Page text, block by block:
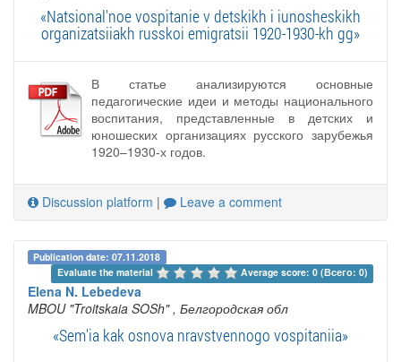
«Natsional'noe vospitanie v detskikh i iunosheskikh
organizatsiiakh russkoi emigratsii 1920-1930-kh gg»
В статье анализируются основные
педагогические идеи и методы национального
воспитания, представленные в детских и
юношеских организациях русского зарубежья
1920–1930-х годов.
Discussion platform | Leave a comment
Publication date: 07.11.2018
Evaluate the material
Average score: 0 (Всего: 0)
Elena N. Lebedeva
MBOU "Troitskaia SOSh" , Белгородская обл
«Sem'ia kak osnova nravstvennogo vospitaniia»